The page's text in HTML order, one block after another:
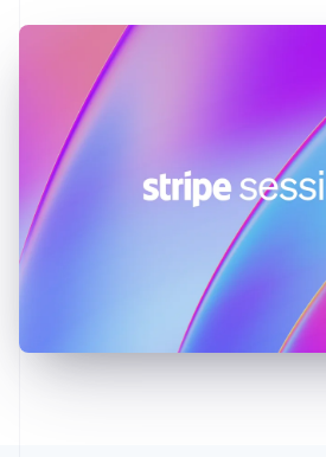
English
Irland
English
Italien
Italiano
Japan
Liechtenstein
DeutschEnglish